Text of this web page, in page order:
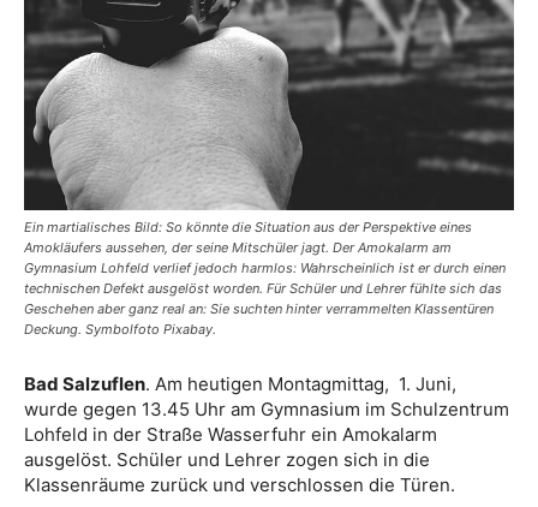
Ein martialisches Bild: So könnte die Situation aus der Perspektive eines
Amokläufers aussehen, der seine Mitschüler jagt. Der Amokalarm am
Gymnasium Lohfeld verlief jedoch harmlos: Wahrscheinlich ist er durch einen
technischen Defekt ausgelöst worden. Für Schüler und Lehrer fühlte sich das
Geschehen aber ganz real an: Sie suchten hinter verrammelten Klassentüren
Deckung. Symbolfoto Pixabay.
Bad Salzuflen. Am heutigen Montagmittag, 1. Juni,
wurde gegen 13.45 Uhr am Gymnasium im Schulzentrum
Lohfeld in der Straße Wasserfuhr ein Amokalarm
ausgelöst. Schüler und Lehrer zogen sich in die
Klassenräume zurück und verschlossen die Türen.